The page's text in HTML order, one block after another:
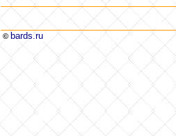
© bards.ru